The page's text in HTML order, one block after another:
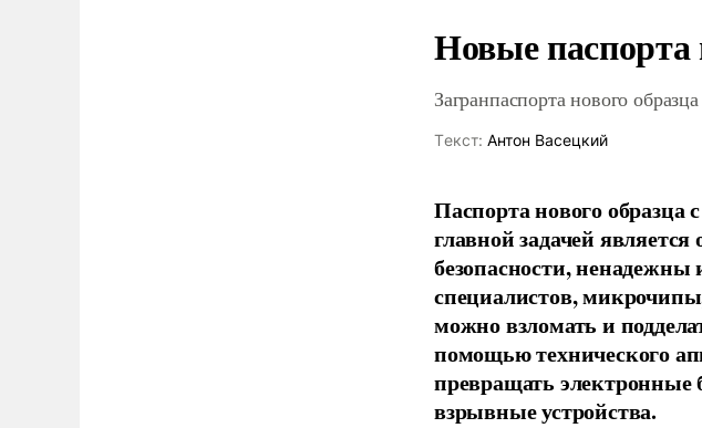
Новые
Загранпаспорта нового
Tекст: Антон Васецкий
Паспорта нового
главной задачей
безопасности,
специалистов,
можно взломать и
помощью технического
превращать электронные
взрывные устройства.